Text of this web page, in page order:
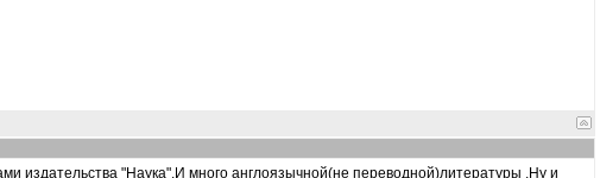
издательства "Наука".И много англоязычной(не переводной)литературы .Ну и